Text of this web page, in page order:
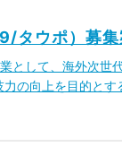
タウポ）募集
として、海外次世
の向上を目的と